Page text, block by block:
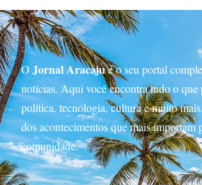
O Jornal Aracajué o seu portal
notícias. Aqui você encontra tudo o que
política, tecnologia, cultura e muito
dos acontecimentos que mais importam
comunidade.